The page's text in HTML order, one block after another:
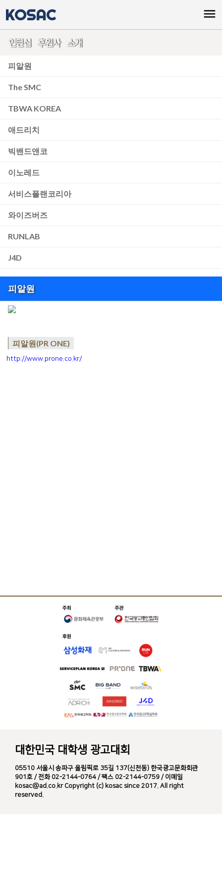
KOSAC menu
인턴십 후원사 소개
피알원
The SMC
TBWA KOREA
애드리치
빅밴드앤코
이노레드
서비스플랜코리아
와이즈버즈
RUNLAB
J4D
피알원
피알원(PR ONE)
http://www.prone.co.kr/
대한민국 대학생 광고대회
05510 서울시 송파구 올림픽로 35길 137(신천동) 한국광고문화회관
901호 / 전화 02-2144-0764 / 팩스 02-2144-0759 / 이메일
kosac@ad.co.kr Copyright (c) kosac since 2017. All right
reserved.